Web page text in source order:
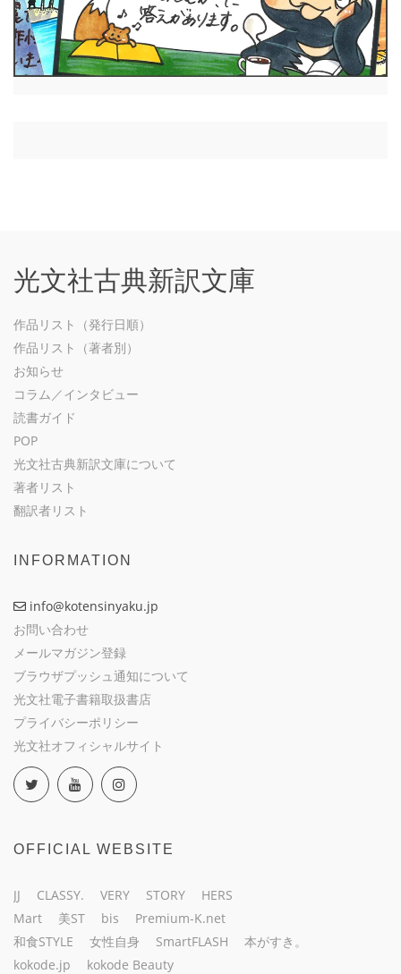
光文社古典新訳文庫
作品リスト（発行日順）
作品リスト（著者別）
お知らせ
コラム／インタビュー
読書ガイド
POP
光文社古典新訳文庫について
著者リスト
翻訳者リスト
INFORMATION
info@kotensinyaku.jp
お問い合わせ
メールマガジン登録
ブラウザプッシュ通知について
光文社電子書籍取扱書店
プライバシーポリシー
光文社オフィシャルサイト
OFFICIAL WEBSITE
JJ CLASSY. VERY STORY
HERS
Mart
美ST bis
Premium-K.net
和食STYLE
女性自身 SmartFLASH
本がすき。
kokode.jp
kokode Beauty